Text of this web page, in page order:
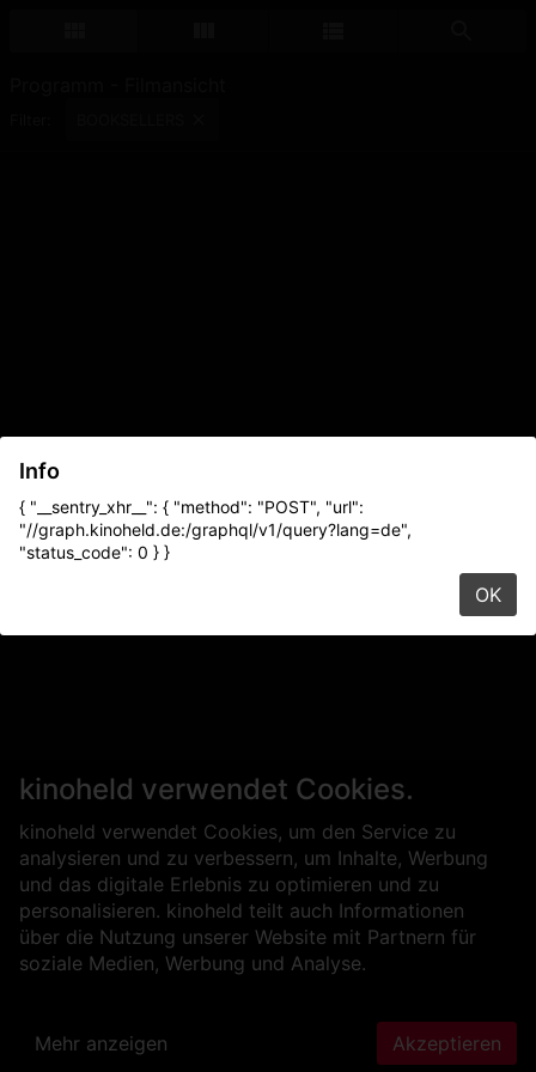
kinoheld verwendet Cookies.
kinoheld verwendet Cookies, um den Service zu
analysieren und zu verbessern, um Inhalte, Werbung
und das digitale Erlebnis zu optimieren und zu
personalisieren. kinoheld teilt auch Informationen
über die Nutzung unserer Website mit Partnern für
soziale Medien, Werbung und Analyse.
Mehr anzeigen Akzeptieren
Info
{ "__sentry_xhr__": { "method": "POST", "url":
"//graph.kinoheld.de:/graphql/v1/query?lang=de",
"status_code": 0 } }
OK